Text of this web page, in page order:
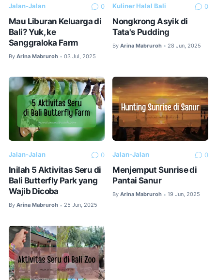
Jalan-Jalan 0
Mau Liburan Keluarga di
Bali? Yuk, ke
Sanggraloka Farm
By Arina Mabruroh • 03 Jul, 2025
Kuliner Halal Bali 0
Nongkrong Asyik di
Tata's Pudding
By Arina Mabruroh • 28 Jun, 2025
Jalan-Jalan 0
Inilah 5 Aktivitas Seru di
Bali Butterfly Park yang
Wajib Dicoba
By Arina Mabruroh • 25 Jun, 2025
Jalan-Jalan 0
Menjemput Sunrise di
Pantai Sanur
By Arina Mabruroh • 19 Jun, 2025